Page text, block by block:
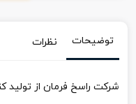
توضیحات نظرات
شرکت راسخ فرمان از تولید